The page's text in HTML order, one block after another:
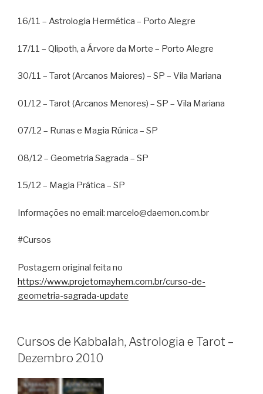
16/11 – Astrologia Hermética – Porto Alegre
17/11 – Qlipoth, a Árvore da Morte – Porto Alegre
30/11 – Tarot (Arcanos Maiores) – SP – Vila Mariana
01/12 – Tarot (Arcanos Menores) – SP – Vila Mariana
07/12 – Runas e Magia Rúnica – SP
08/12 – Geometria Sagrada – SP
15/12 – Magia Prática – SP
Informações no email: marcelo@daemon.com.br
#Cursos
Postagem original feita no
https://www.projetomayhem.com.br/curso-de-
geometria-sagrada-update
Cursos de Kabbalah, Astrologia e Tarot –
Dezembro 2010